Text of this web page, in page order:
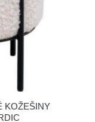
KOŽEŠINY